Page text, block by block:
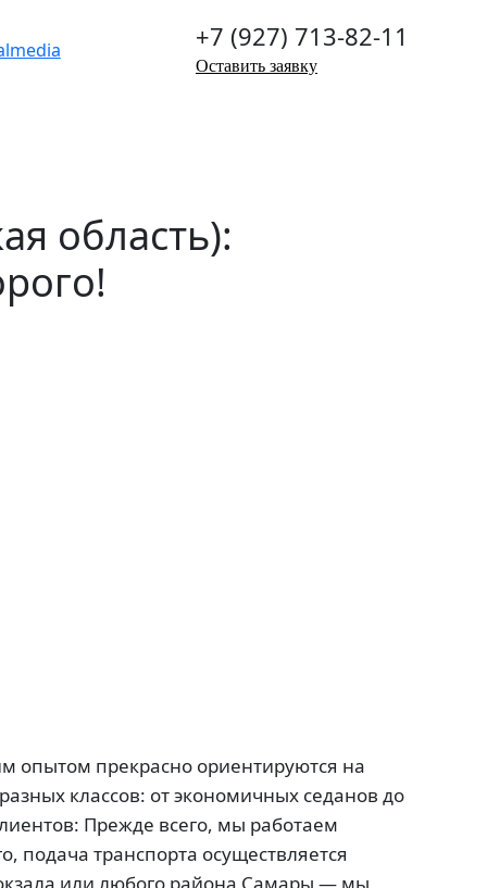
+7 (927) 713-82-11
Оставить заявку
область):
опытом прекрасно ориентируются на
классов: от экономичных седанов до
Прежде всего, мы работаем
подача транспорта осуществляется